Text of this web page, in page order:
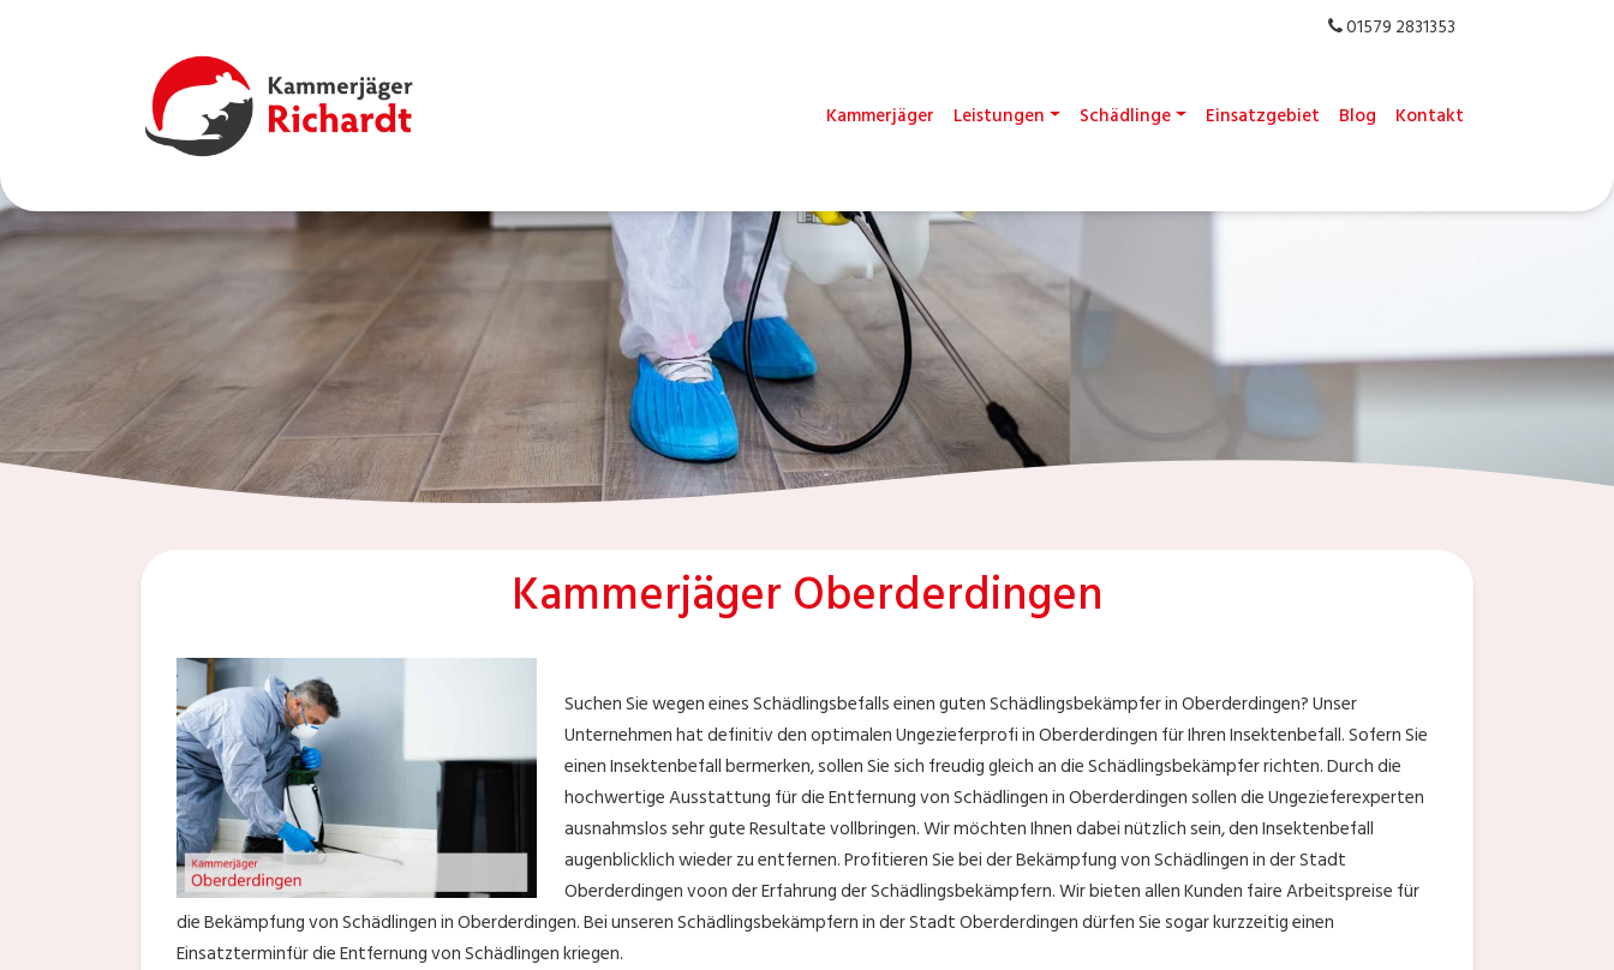
01579 2831353
Kammerjäger Leistungen Schädlinge Einsatzgebiet Blog Kontakt
Kammerjäger Oberderdingen
Suchen Sie wegen eines Schädlingsbefalls einen guten Schädlingsbekämpfer in Oberderdingen? Unser
Unternehmen hat definitiv den optimalen Ungezieferprofi in Oberderdingen für Ihren Insektenbefall. Sofern Sie
einen Insektenbefall bermerken, sollen Sie sich freudig gleich an die Schädlingsbekämpfer richten. Durch die
hochwertige Ausstattung für die Entfernung von Schädlingen in Oberderdingen sollen die Ungezieferexperten
ausnahmslos sehr gute Resultate vollbringen. Wir möchten Ihnen dabei nützlich sein, den Insektenbefall
augenblicklich wieder zu entfernen. Profitieren Sie bei der Bekämpfung von Schädlingen in der Stadt
Oberderdingen voon der Erfahrung der Schädlingsbekämpfern. Wir bieten allen Kunden faire Arbeitspreise für
die Bekämpfung von Schädlingen in Oberderdingen. Bei unseren Schädlingsbekämpfern in der Stadt Oberderdingen dürfen Sie sogar kurzzeitig einen
Einsatzterminfür die Entfernung von Schädlingen kriegen.